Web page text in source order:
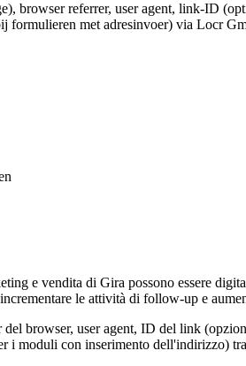
browser referrer, user agent, link-ID
met adresinvoer) via Locr
e vendita di Gira possono essere
le attività di follow-up e
browser, user agent, ID del link
i moduli con inserimento dell'indirizzo)